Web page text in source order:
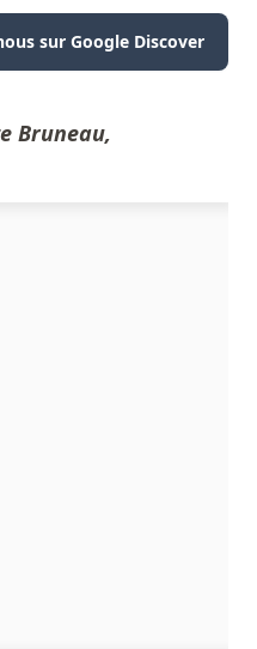
sur Google Discover
Bruneau,